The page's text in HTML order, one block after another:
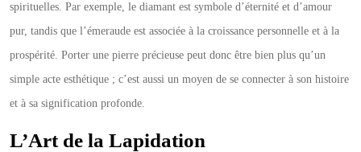
spirituelles. Par exemple, le diamant est symbole d’éternité et d’amour
pur, tandis que l’émeraude est associée à la croissance personnelle et à la
prospérité. Porter une pierre précieuse peut donc être bien plus qu’un
simple acte esthétique ; c’est aussi un moyen de se connecter à son histoire
et à sa signification profonde.
L’Art de la Lapidation